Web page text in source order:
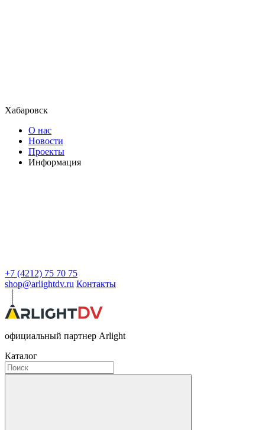
Хабаровск
О нас
Новости
Проекты
Информация
+7 (4212) 75 70 75
shop@arlightdv.ru Контакты
официальный партнер Arlight
Каталог